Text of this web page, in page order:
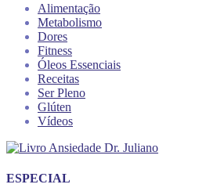
Alimentação
Metabolismo
Dores
Fitness
Óleos Essenciais
Receitas
Ser Pleno
Glúten
Vídeos
ESPECIAL